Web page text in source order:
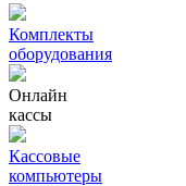
Комплекты
оборудования
Онлайн
кассы
Кассовые
компьютеры